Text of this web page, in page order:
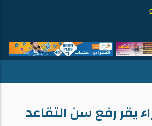
يقر رفع سن التقاعد